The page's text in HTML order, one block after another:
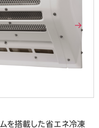
を搭載した省エネ冷凍